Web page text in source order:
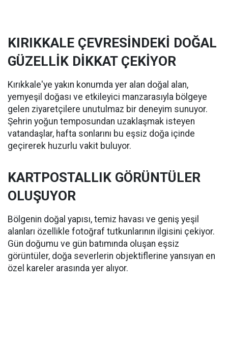
KIRIKKALE ÇEVRESİNDEKİ DOĞAL
GÜZELLİK DİKKAT ÇEKİYOR
Kırıkkale'ye yakın konumda yer alan doğal alan,
yemyeşil doğası ve etkileyici manzarasıyla bölgeye
gelen ziyaretçilere unutulmaz bir deneyim sunuyor.
Şehrin yoğun temposundan uzaklaşmak isteyen
vatandaşlar, hafta sonlarını bu eşsiz doğa içinde
geçirerek huzurlu vakit buluyor.
KARTPOSTALLIK GÖRÜNTÜLER
OLUŞUYOR
Bölgenin doğal yapısı, temiz havası ve geniş yeşil
alanları özellikle fotoğraf tutkunlarının ilgisini çekiyor.
Gün doğumu ve gün batımında oluşan eşsiz
görüntüler, doğa severlerin objektiflerine yansıyan en
özel kareler arasında yer alıyor.